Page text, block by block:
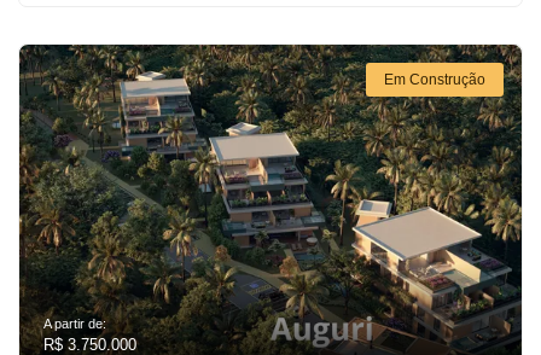
Em Construção
A partir de:
R$ 3.750.000